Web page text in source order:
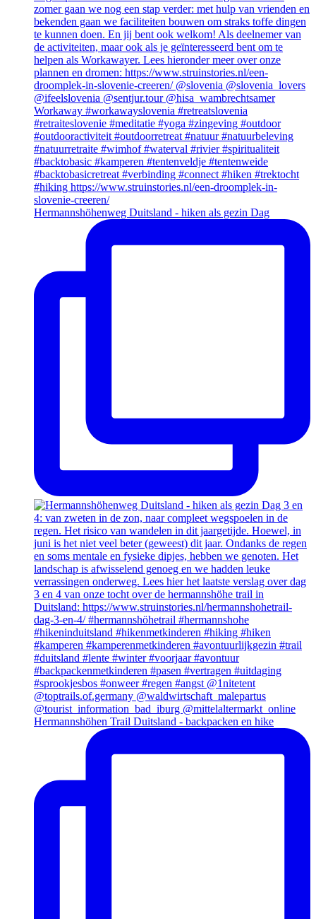
Hermannshöhenweg Duitsland - hiken als gezin Dag
Hermannshöhen Trail Duitsland - backpacken en hike